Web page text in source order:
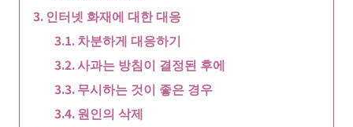
인터넷 화재에 대한 대응
차분하게 대응하기
사과는 방침이 결정된 후에
무시하는 것이 좋은 경우
원인의 삭제